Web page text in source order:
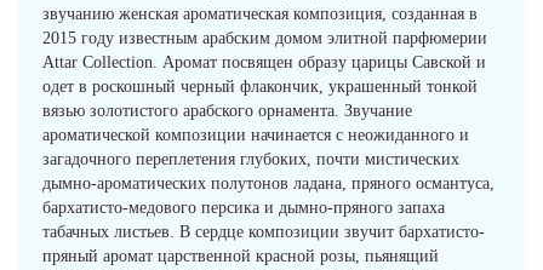
звучанию женская ароматическая композиция, созданная в
2015 году известным арабским домом элитной парфюмерии
Attar Collection. Аромат посвящен образу царицы Савской и
одет в роскошный черный флакончик, украшенный тонкой
вязью золотистого арабского орнамента. Звучание
ароматической композиции начинается с неожиданного и
загадочного переплетения глубоких, почти мистических
дымно-ароматических полутонов ладана, пряного османтуса,
бархатисто-медового персика и дымно-пряного запаха
табачных листьев. В сердце композиции звучит бархатисто-
пряный аромат царственной красной розы, пьянящий